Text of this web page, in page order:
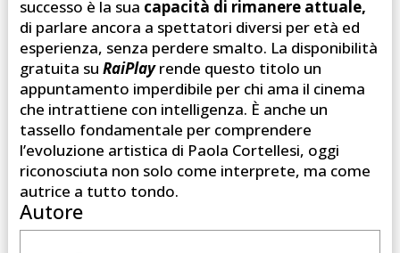
successo è la sua capacità di rimanere attuale,
di parlare ancora a spettatori diversi per età ed
esperienza, senza perdere smalto. La disponibilità
gratuita su RaiPlayrende questo titolo un
appuntamento imperdibile per chi ama il cinema
che intrattiene con intelligenza. È anche un
tassello fondamentale per comprendere
l’evoluzione artistica di Paola Cortellesi, oggi
riconosciuta non solo come interprete, ma come
autrice a tutto tondo.
Autore